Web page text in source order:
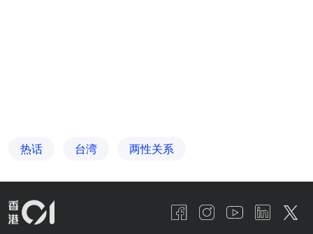
热话 台湾 两性关系